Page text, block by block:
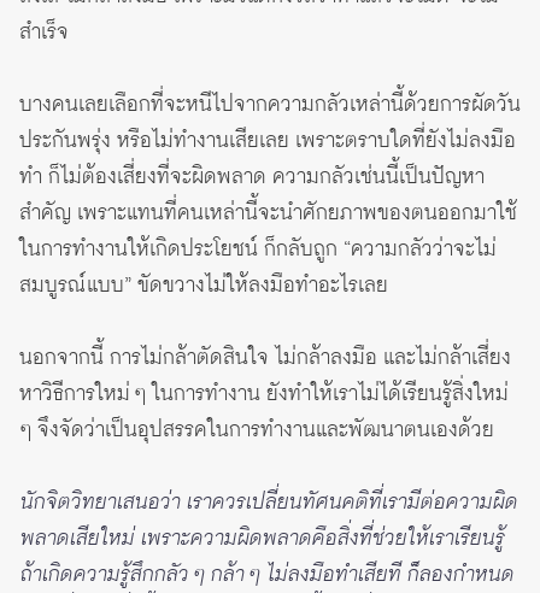
สำเร็จ
บางคนเลยเลือกที่จะหนีไปจากความกลัวเหล่านี้ด้วยการผัดวัน
ประกันพรุ่ง หรือไม่ทำงานเสียเลย เพราะตราบใดที่ยังไม่ลงมือ
ทำ ก็ไม่ต้องเสี่ยงที่จะผิดพลาด ความกลัวเช่นนี้เป็นปัญหา
สำคัญ เพราะแทนที่คนเหล่านี้จะนำศักยภาพของตนออกมาใช้
ในการทำงานให้เกิดประโยชน์ ก็กลับถูก “ความกลัวว่าจะไม่
สมบูรณ์แบบ” ขัดขวางไม่ให้ลงมือทำอะไรเลย
นอกจากนี้ การไม่กล้าตัดสินใจ ไม่กล้าลงมือ และไม่กล้าเสี่ยง
หาวิธีการใหม่ ๆ ในการทำงาน ยังทำให้เราไม่ได้เรียนรู้สิ่งใหม่
ๆ จึงจัดว่าเป็นอุปสรรคในการทำงานและพัฒนาตนเองด้วย
นักจิตวิทยาเสนอว่า เราควรเปลี่ยนทัศนคติที่เรามีต่อความผิด
พลาดเสียใหม่ เพราะความผิดพลาดคือสิ่งที่ช่วยให้เราเรียนรู้
ถ้าเกิดความรู้สึกกลัว ๆ กล้า ๆ ไม่ลงมือทำเสียที ก็ลองกำหนด